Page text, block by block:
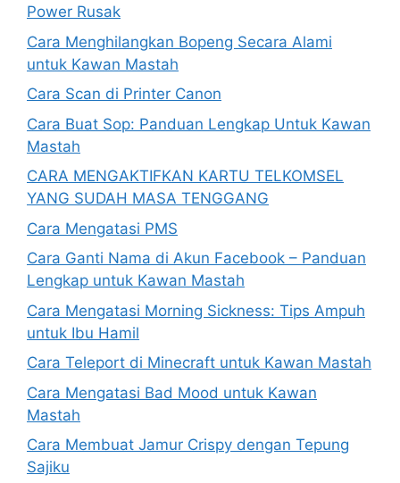
Power Rusak
Cara Menghilangkan Bopeng Secara Alami
untuk Kawan Mastah
Cara Scan di Printer Canon
Cara Buat Sop: Panduan Lengkap Untuk Kawan
Mastah
CARA MENGAKTIFKAN KARTU TELKOMSEL
YANG SUDAH MASA TENGGANG
Cara Mengatasi PMS
Cara Ganti Nama di Akun Facebook – Panduan
Lengkap untuk Kawan Mastah
Cara Mengatasi Morning Sickness: Tips Ampuh
untuk Ibu Hamil
Cara Teleport di Minecraft untuk Kawan Mastah
Cara Mengatasi Bad Mood untuk Kawan
Mastah
Cara Membuat Jamur Crispy dengan Tepung
Sajiku